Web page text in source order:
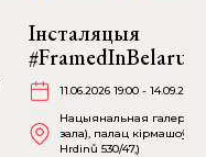
Інсталяцыя
#FramedInBelarus
11.06.2026 19:00 - 14.09.2026
Нацыянальная галерэя
зала), палац кірмашоў
Hrdinů 530/47,)